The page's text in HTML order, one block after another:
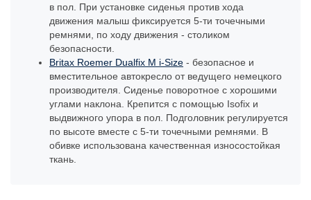
в пол. При установке сиденья против хода
движения малыш фиксируется 5-ти точечными
ремнями, по ходу движения - столиком
безопасности.
Britax Roemer Dualfix M i-Size - безопасное и
вместительное автокресло от ведущего немецкого
производителя. Сиденье поворотное с хорошими
углами наклона. Крепится с помощью Isofix и
выдвижного упора в пол. Подголовник регулируется
по высоте вместе с 5-ти точечными ремнями. В
обивке использована качественная износостойкая
ткань.